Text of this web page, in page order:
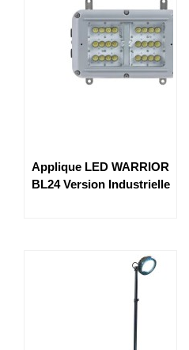
Applique LED WARRIOR
BL24 Version Industrielle